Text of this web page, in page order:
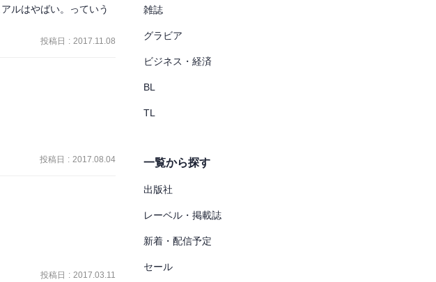
ルはやばい。っていう
投稿日 : 2017.11.08
投稿日 : 2017.08.04
投稿日 : 2017.03.11
雑誌
グラビア
ビジネス・経済
BL
TL
一覧から探す
出版社
レーベル・掲載誌
新着・配信予定
セール